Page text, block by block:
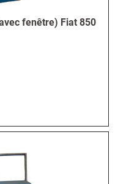
fenêtre) Fiat 850